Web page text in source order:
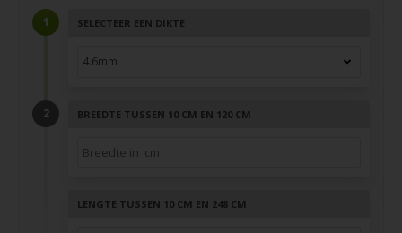
SELECTEER EEN DIKTE
BREEDTE TUSSEN 10 CM EN 120 CM
LENGTE TUSSEN 10 CM EN 248 CM